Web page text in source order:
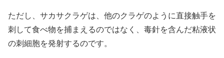
ただし、サカサクラゲは、他のクラゲのように直接触手を
刺して食べ物を捕まえるのではなく、毒針を含んだ粘液状
の刺細胞を発射するのです。